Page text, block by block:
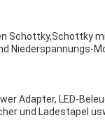
Schottky,Schottky
Niederspannungs-
Adapter, LED-
und Ladestapel